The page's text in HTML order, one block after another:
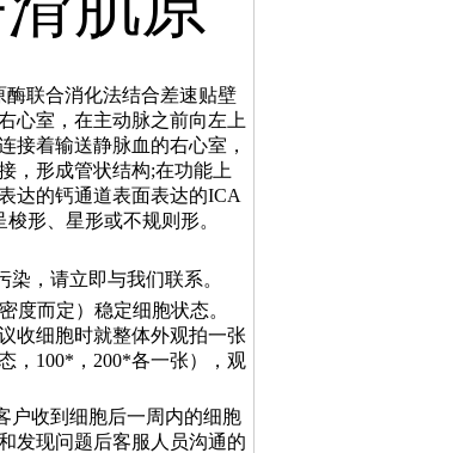
酶联合消化法结合差速贴壁
心室，在主动脉之前向左上
接着输送静脉血的右心室，
，形成管状结构;在功能上
达的钙通道表面表达的ICA
形、星形或不规则形。
，请立即与我们联系。
度而定）稳定细胞状态。
收细胞时就整体外观拍一张
，100*，200*各一张），观
户收到细胞后一周内的细胞
发现问题后客服人员沟通的